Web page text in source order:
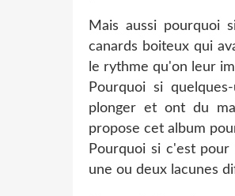
Mais aussi pourquoi
canards boiteux qui
le rythme qu'on leur
Pourquoi si
plonger et ont du
propose cet album
Pourquoi si c'est
une ou deux lacunes